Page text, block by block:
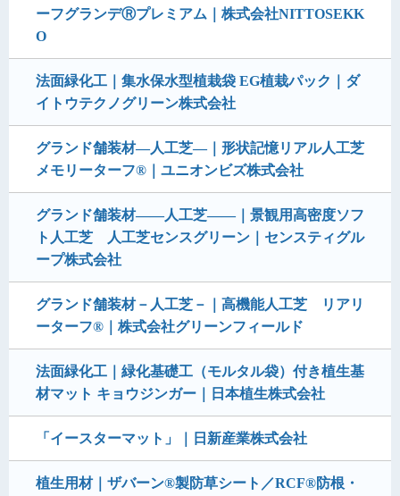
ーフグランデⓇプレミアム｜株式会社NITTOSEKK
O
法面緑化工｜集水保水型植栽袋 EG植栽パック｜ダ
イトウテクノグリーン株式会社
グランド舗装材―人工芝―｜形状記憶リアル人工芝
メモリーターフ®｜ユニオンビズ株式会社
グランド舗装材――人工芝――｜景観用高密度ソフ
ト人工芝 人工芝センスグリーン｜センスティグル
ープ株式会社
グランド舗装材－人工芝－｜高機能人工芝 リアリ
ーターフ®｜株式会社グリーンフィールド
法面緑化工｜緑化基礎工（モルタル袋）付き植生基
材マット キョウジンガー｜日本植生株式会社
「イースターマット」｜日新産業株式会社
植生用材｜ザバーン®製防草シート／RCF®防根・